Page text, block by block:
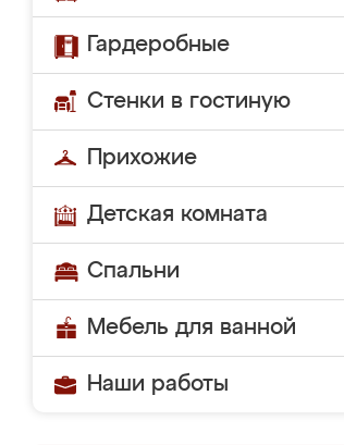
Гардеробные
Стенки в гостиную
Прихожие
Детская комната
Спальни
Мебель для ванной
Наши работы